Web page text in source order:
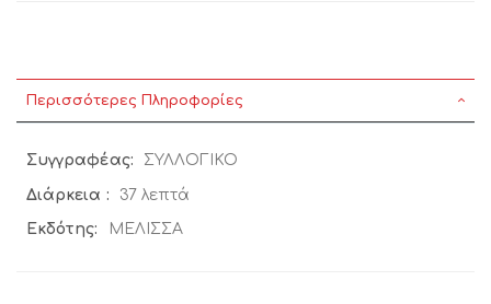
Περισσότερες Πληροφορίες
Περισσότερες
Πληροφορίες
ΣΥΛΛΟΓΙΚΟ
37 λεπτά
ΜΕΛΙΣΣΑ